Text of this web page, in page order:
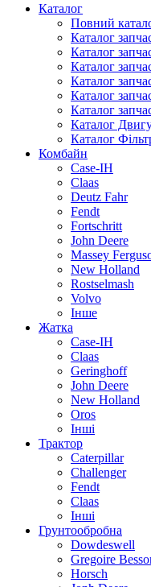
Каталог
Повний
Каталог
Каталог
Каталог
Каталог
Каталог
Каталог
Каталог
Каталог
Комбайн
Case-IH
Claas
Deutz Fahr
Fendt
Fortschritt
John Deere
Massey
New Holland
Rostselmash
Volvo
Інше
Жатка
Case-IH
Claas
Geringhoff
John Deere
New Holland
Oros
Інші
Трактор
Caterpillar
Challenger
Fendt
Claas
Інші
Грунтообробна
Dowdeswell
Gregoire
Horsch